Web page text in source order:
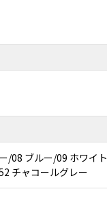
/08 ブルー/09 ホワイ
チャコールグレー